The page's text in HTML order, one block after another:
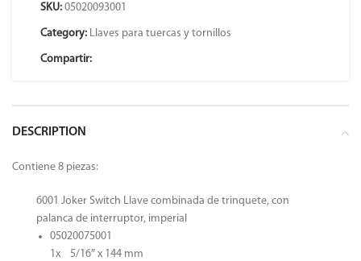
SKU: 05020093001
Category: Llaves para tuercas y tornillos
Compartir:
DESCRIPTION
Contiene 8 piezas:
6001 Joker Switch Llave combinada de trinquete, con
palanca de interruptor, imperial
05020075001
1x 5/16″ x 144 mm